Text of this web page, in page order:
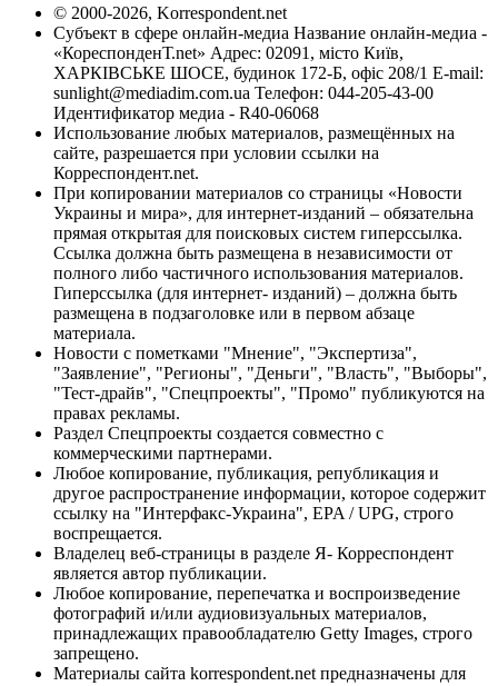
© 2000-2026, Korrespondent.net
Субъект в сфере онлайн-медиа Название онлайн-медиа -
«КореспонденТ.net» Адрес: 02091, місто Київ,
ХАРКІВСЬКЕ ШОСЕ, будинок 172-Б, офіс 208/1 E-mail:
sunlight@mediadim.com.ua Телефон: 044-205-43-00
Идентификатор медиа - R40-06068
Использование любых материалов, размещённых на
сайте, разрешается при условии ссылки на
Корреспондент.net.
При копировании материалов со страницы «Новости
Украины и мира», для интернет-изданий – обязательна
прямая открытая для поисковых систем гиперссылка.
Ссылка должна быть размещена в независимости от
полного либо частичного использования материалов.
Гиперссылка (для интернет- изданий) – должна быть
размещена в подзаголовке или в первом абзаце
материала.
Новости с пометками "Мнение", "Экспертиза",
"Заявление", "Регионы", "Деньги", "Власть", "Выборы",
"Тест-драйв", "Спецпроекты", "Промо" публикуются на
правах рекламы.
Раздел Спецпроекты создается совместно с
коммерческими партнерами.
Любое копирование, публикация, републикация и
другое распространение информации, которое содержит
ссылку на "Интерфакс-Украина", EPA / UPG, строго
воспрещается.
Владелец веб-страницы в разделе Я- Корреспондент
является автор публикации.
Любое копирование, перепечатка и воспроизведение
фотографий и/или аудиовизуальных материалов,
принадлежащих правообладателю Getty Images, строго
запрещено.
Материалы сайта korrespondent.net предназначены для